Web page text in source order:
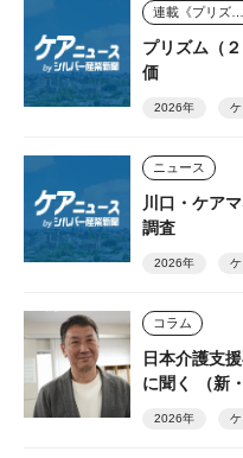
プリズム（
価
2026年
ニュース
川口・ケア
調査
2026年
コラム
日本介護支
に聞く （新
2026年